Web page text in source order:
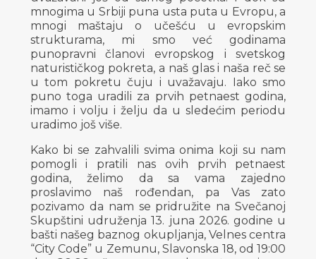
mnogima u Srbiji puna usta puta u Evropu, a
mnogi maštaju o učešću u evropskim
strukturama, mi smo već godinama
punopravni članovi evropskog i svetskog
naturističkog pokreta, a naš glas i naša reč se
u tom pokretu čuju i uvažavaju. Iako smo
puno toga uradili za prvih petnaest godina,
imamo i volju i želju da u sledećim periodu
uradimo još više.
Kako bi se zahvalili svima onima koji su nam
pomogli i pratili nas ovih prvih petnaest
godina, želimo da sa vama zajedno
proslavimo naš rođendan, pa Vas zato
pozivamo da nam se pridružite na Svečanoj
Skupštini udruženja 13. juna 2026. godine u
bašti našeg baznog okupljanja, Velnes centra
“City Code” u Zemunu, Slavonska 18, od 19:00